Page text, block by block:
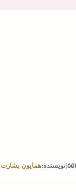
نویسنده:همایون بشارت